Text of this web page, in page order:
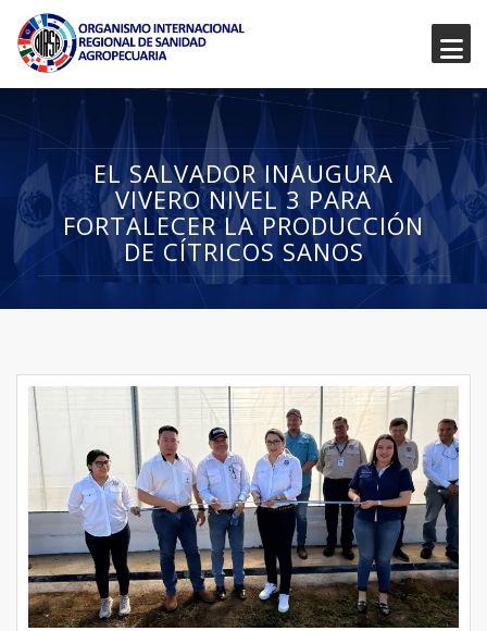
EL SALVADOR INAUGURA
VIVERO NIVEL 3 PARA
FORTALECER LA PRODUCCIÓN
DE CÍTRICOS SANOS